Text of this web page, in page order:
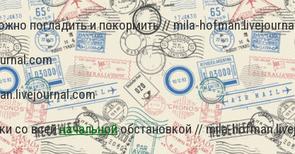
погладить и покормить // mila-
со всейначальнойобстановкой // mila-